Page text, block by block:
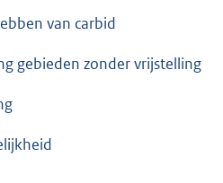
van carbid
gebieden zonder vrijstelling